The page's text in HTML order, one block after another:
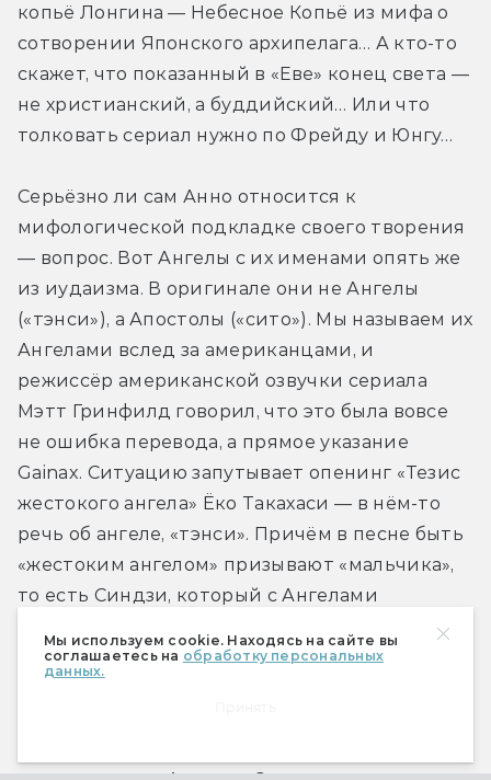
Мы используем cookie. Находясь на сайте вы
соглашаетесь на обработку персональных
данных.
копьё Лонгина — Небесное Копьё из мифа о
сотворении Японского архипелага… А кто-то
скажет, что показанный в «Еве» конец света —
не христианский, а буддийский… Или что
толковать сериал нужно по Фрейду и Юнгу…
Серьёзно ли сам Анно относится к
мифологической подкладке своего творения
— вопрос. Вот Ангелы с их именами опять же
из иудаизма. В оригинале они не Ангелы
(«тэнси»), а Апостолы («сито»). Мы называем их
Ангелами вслед за американцами, и
режиссёр американской озвучки сериала
Мэтт Гринфилд говорил, что это была вовсе
не ошибка перевода, а прямое указание
Gainax. Ситуацию запутывает опенинг «Тезис
жестокого ангела» Ёко Такахаси — в нём-то
речь об ангеле, «тэнси». Причём в песне быть
«жестоким ангелом» призывают «мальчика»,
то есть Синдзи, который с Ангелами